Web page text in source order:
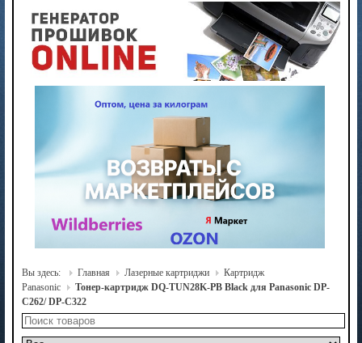
Вы здесь: Главная Лазерные картриджи
Картридж
Panasonic
Тонер-картридж DQ-TUN28K-PB Black для Panasonic DP-
C262/ DP-C322